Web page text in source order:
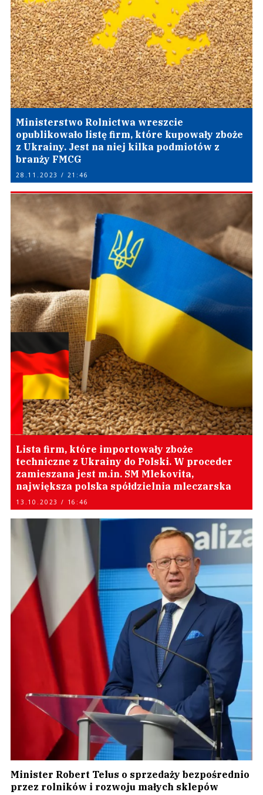
Ministerstwo Rolnictwa wreszcie
opublikowało listę firm, które kupowały zboże
z Ukrainy. Jest na niej kilka podmiotów z
branży FMCG
28.11.2023 / 21:46
Lista firm, które importowały zboże
techniczne z Ukrainy do Polski. W proceder
zamieszana jest m.in. SM Mlekovita,
największa polska spółdzielnia mleczarska
13.10.2023 / 16:46
Minister Robert Telus o sprzedaży bezpośrednio
przez rolników i rozwoju małych sklepów